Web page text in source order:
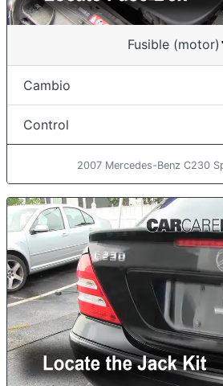
Fusible (motor)
Cambio
Control
2007 Mercedes-Benz C230